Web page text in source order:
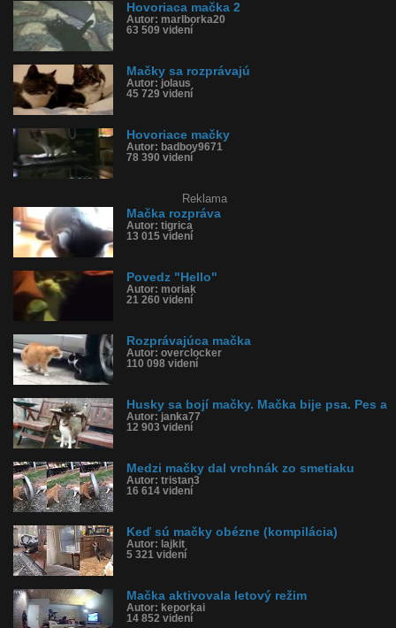
Kategória: zvieratká
Tagy: mačka rozpráva, mačky rozprávajú, rozprávajúce mačky,
mačacia kompilácia, hovoriace mačky
História sledovanosti videa:
Hovoriaca mačka 2
Autor: marlborka20
63 509 videní
Mačky sa rozprávajú
Autor: jolaus
45 729 videní
Hovoriace mačky
Autor: badboy9671
78 390 videní
Reklama
Mačka rozpráva
Autor: tigrica
13 015 videní
Povedz "Hello"
Autor: moriak
21 260 videní
Rozprávajúca mačka
Autor: overclocker
110 098 videní
Husky sa bojí mačky. Mačka bije psa. Pes a
Autor: janka77
12 903 videní
Medzi mačky dal vrchnák zo smetiaku
Autor: tristan3
16 614 videní
Keď sú mačky obézne (kompilácia)
Autor: lajkit
5 321 videní
Mačka aktivovala letový režim
Autor: keporkai
14 852 videní